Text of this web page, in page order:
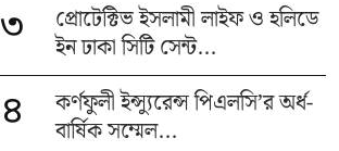
৩
প্রোটেক্টিভ ইসলামী লাইফ ও হলিডে
ইন ঢাকা সিটি সেন্ট...
৪
কর্ণফুলী ইন্স্যুরেন্স পিএলসি’র অর্ধ-
বার্ষিক সম্মেল...